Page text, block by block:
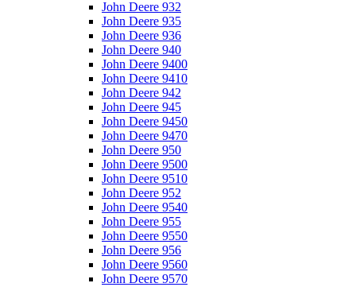
John Deere 932
John Deere 935
John Deere 936
John Deere 940
John Deere 9400
John Deere 9410
John Deere 942
John Deere 945
John Deere 9450
John Deere 9470
John Deere 950
John Deere 9500
John Deere 9510
John Deere 952
John Deere 9540
John Deere 955
John Deere 9550
John Deere 956
John Deere 9560
John Deere 9570